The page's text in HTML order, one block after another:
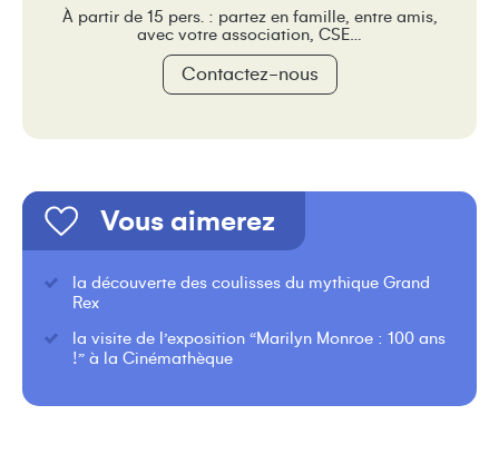
À partir de 15 pers. : partez en famille, entre amis,
avec votre association, CSE…
Contactez-nous
Vous aimerez
la découverte des coulisses du mythique Grand
Rex
la visite de l’exposition “Marilyn Monroe : 100 ans
!” à la Cinémathèque